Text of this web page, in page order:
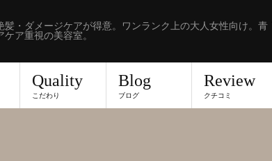
髪・ダメージケアが得意。ワンランク上の大人女性向け。青
ア重視の美容室。
Quality
こだわり
Blog
ブログ
Review
クチコミ